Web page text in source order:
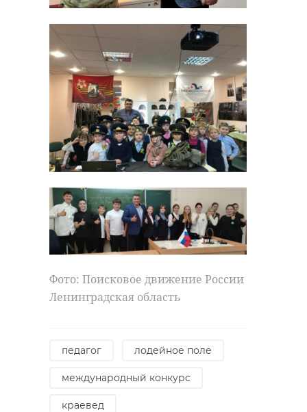
Фото: Поисковое движение России
Ленинградская область
педагог лодейное поле
международный конкурс
краевед